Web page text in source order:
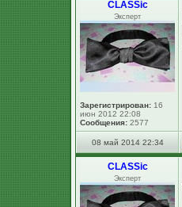
CLASSic
Эксперт
Зарегистрирован: 16
июн 2012 22:08
Сообщения: 2577
08 май 2014 22:34
CLASSic
Эксперт